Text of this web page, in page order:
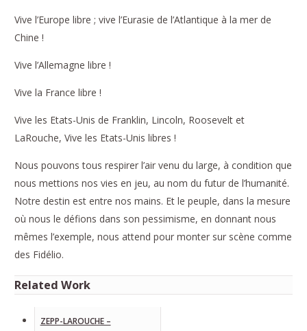
Vive l’Europe libre ; vive l’Eurasie de l’Atlantique à la mer de
Chine !
Vive l’Allemagne libre !
Vive la France libre !
Vive les Etats-Unis de Franklin, Lincoln, Roosevelt et
LaRouche, Vive les Etats-Unis libres !
Nous pouvons tous respirer l’air venu du large, à condition que
nous mettions nos vies en jeu, au nom du futur de l’humanité.
Notre destin est entre nos mains. Et le peuple, dans la mesure
où nous le défions dans son pessimisme, en donnant nous
mêmes l’exemple, nous attend pour monter sur scène comme
des Fidélio.
Related Work
ZEPP-LAROUCHE –